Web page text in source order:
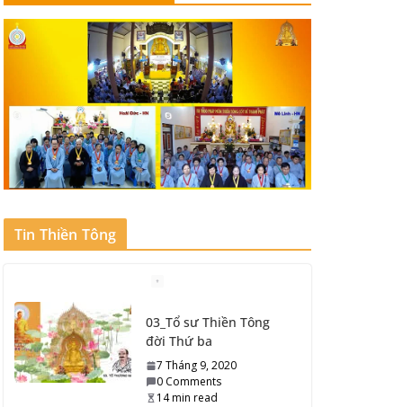
Tin Thiền Tông
03_Tổ sư Thiền Tông
đời Thứ ba
7 Tháng 9, 2020
0 Comments
14 min read